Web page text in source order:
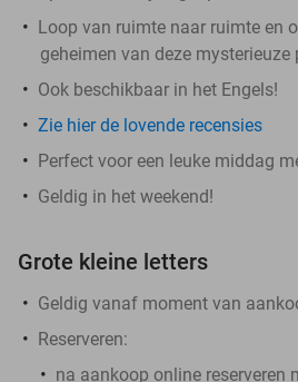
Loop van ruimte naar ruimte en
geheimen van deze mysterieuze
Ook beschikbaar in het Engels!
Zie hier de lovende recensies
Perfect voor een leuke middag
Geldig in het weekend!
Grote kleine letters
Geldig vanaf moment van
Reserveren:
na aankoop online reserveren